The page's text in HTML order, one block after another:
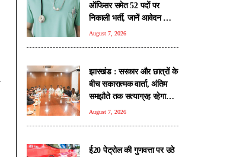
ऑफिसर समेत 52 पदों पर
निकाली भर्ती, जानें आवेदन की
सभी शर्तें
August 7, 2026
झारखंड : सरकार और छात्रों के
बीच सकारात्मक वार्ता, अंतिम
समझौते तक सत्याग्रह रहेगा
जारी
August 7, 2026
ई20 पेट्रोल की गुणवत्ता पर उठे